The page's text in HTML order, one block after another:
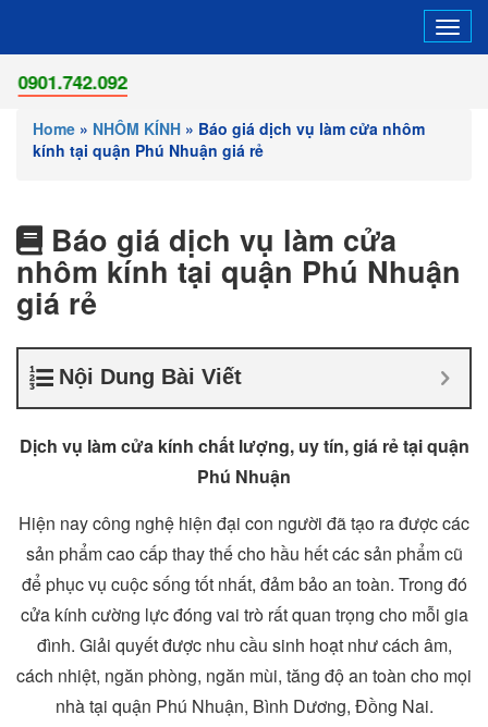
Home » NHÔM KÍNH » Báo giá dịch vụ làm cửa nhôm
kính tại quận Phú Nhuận giá rẻ
Báo giá dịch vụ làm cửa
nhôm kính tại quận Phú Nhuận
giá rẻ
Nội Dung Bài Viết
Dịch vụ làm cửa kính chất lượng, uy tín, giá rẻ tại quận
Phú Nhuận
Hiện nay công nghệ hiện đại con người đã tạo ra được các
sản phẩm cao cấp thay thế cho hầu hết các sản phẩm cũ
để phục vụ cuộc sống tốt nhất, đảm bảo an toàn. Trong đó
cửa kính cường lực đóng vai trò rất quan trọng cho mỗi gia
đình. Giải quyết được nhu cầu sinh hoạt như cách âm,
cách nhiệt, ngăn phòng, ngăn mùi, tăng độ an toàn cho mọi
nhà tại quận Phú Nhuận, Bình Dương, Đồng Nai.